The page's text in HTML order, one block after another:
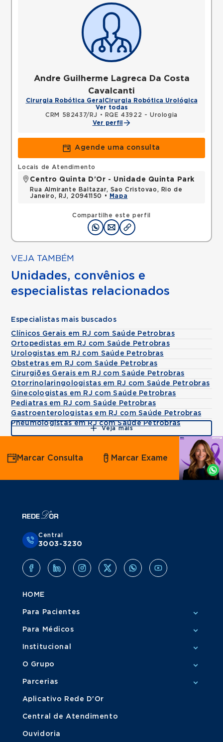
Andre Guilherme Lagreca Da Costa
Cavalcanti
Cirurgia Robótica Geral Cirurgia Robótica Urológica
Ver todas
CRM 582437/RJ •
RQE 43922 - Urologia
Ver perfil
Agende uma consulta
Compartilhe este perfil
Locais de Atendimento
Centro Quinta D'Or - Unidade Quinta Park
Rua Almirante Baltazar, Sao Cristovao, Rio de
Janeiro, RJ, 20941150 •
Mapa
VEJA TAMBÉM
Unidades, convênios e
especialistas relacionados
Especialistas mais buscados
Clínicos Gerais em RJ com Saúde Petrobras
Ortopedistas em RJ com Saúde Petrobras
Urologistas em RJ com Saúde Petrobras
Obstetras em RJ com Saúde Petrobras
Cirurgiões Gerais em RJ com Saúde Petrobras
Otorrinolaringologistas em RJ com Saúde Petrobras
Ginecologistas em RJ com Saúde Petrobras
Pediatras em RJ com Saúde Petrobras
Gastroenterologistas em RJ com Saúde Petrobras
Pneumologistas em RJ com Saúde Petrobras
Veja mais
Agende
por
Whatsapp
Marcar Consulta Marcar Exame
Central
3003-3230
HOME
Para Pacientes
Para Médicos
Institucional
O Grupo
Parcerias
Aplicativo Rede D'Or
Central de Atendimento
Ouvidoria